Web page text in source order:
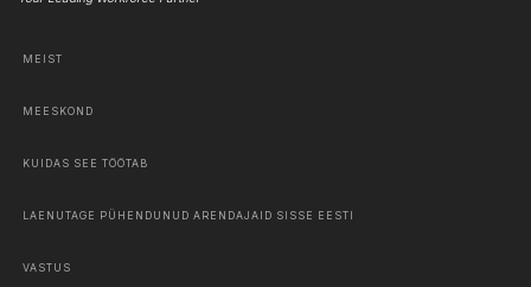
MEIST
MEESKOND
KUIDAS SEE TÖÖTAB
LAENUTAGE PÜHENDUNUD ARENDAJAID SISSE EESTI
VASTUS